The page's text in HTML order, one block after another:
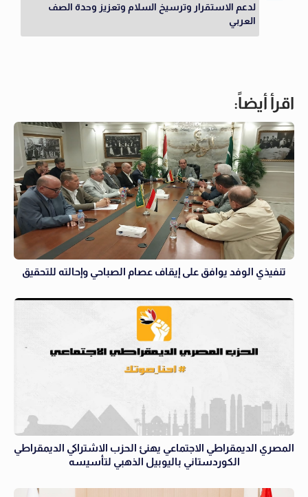
لدعم الاستقرار وترسيخ السلام وتعزيز وحدة الصف
العربي
اقرأ أيضاً:
تنفيذي الوفد يوافق على إيقاف عصام الصباحي وإحالته للتحقيق
المصري الديمقراطي الاجتماعي يهنئ الحزب الاشتراكي الديمقراطي
الكوردستاني باليوبيل الذهبي لتأسيسه